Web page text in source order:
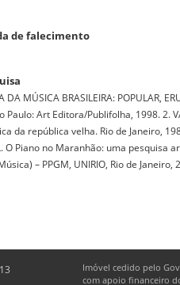
de falecimento
DA MÚSICA BRASILEIRA: POPULAR,
Paulo: Art Editora/Publifolha, 1998. 2.
da república velha. Rio de Janeiro,
O Piano no Maranhão: uma pesquisa
– PPGM, UNIRIO, Rio de Janeiro,
Imóvel cedido pelo
com apoio financeiro